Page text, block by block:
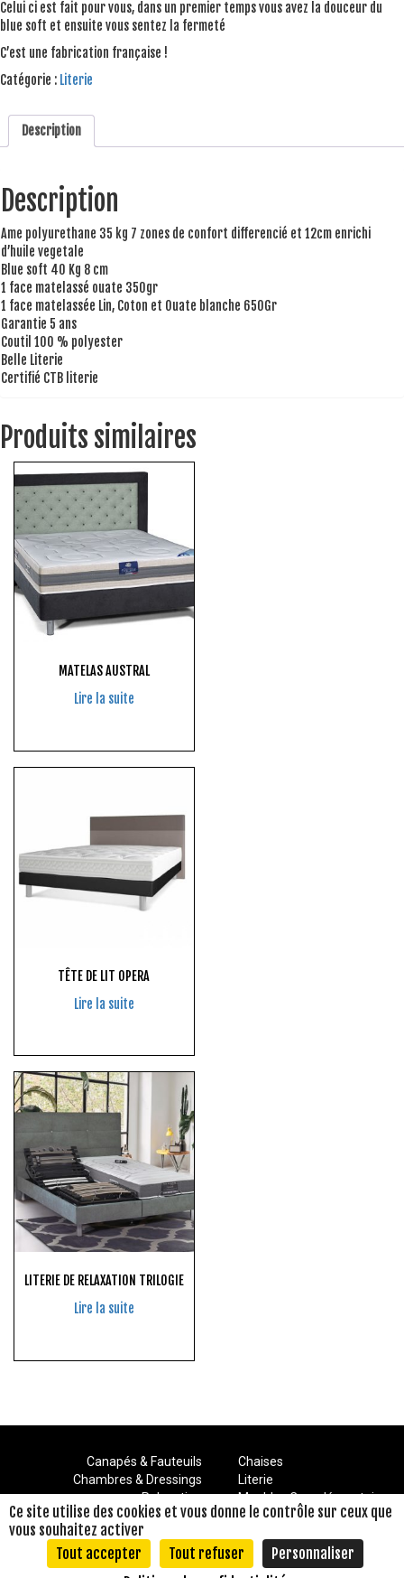
Celui ci est fait pour vous, dans un premier temps vous avez la douceur du
blue soft et ensuite vous sentez la fermeté
C’est une fabrication française !
Catégorie : Literie
Description
Description
Ame polyurethane 35 kg 7 zones de confort differencié et 12cm enrichi
d’huile vegetale
Blue soft 40 Kg 8 cm
1 face matelassé ouate 350gr
1 face matelassée Lin, Coton et Ouate blanche 650Gr
Garantie 5 ans
Coutil 100 % polyester
Belle Literie
Certifié CTB literie
Produits similaires
MATELAS AUSTRAL
Lire la suite
TÊTE DE LIT OPERA
Lire la suite
LITERIE DE RELAXATION TRILOGIE
Lire la suite
Canapés & Fauteuils
Chambres & Dressings
Relaxation
Séjours
Mentions Légales
Politique de confidentialité
Chaises
Literie
Meubles Complémentaires
Meubles Composables
© Conception – Mediapilote
Normandie
Ce site utilise des cookies et vous donne le contrôle sur ceux que
vous souhaitez activer
Tout accepter
Tout refuser
Personnaliser